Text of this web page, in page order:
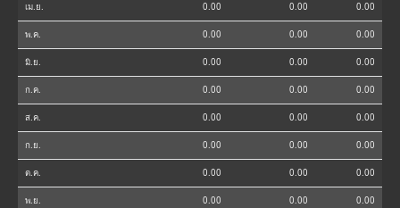
เม.ย. 0.00 0.00 0.00
พ.ค. 0.00 0.00 0.00
มิ.ย. 0.00 0.00 0.00
ก.ค. 0.00 0.00 0.00
ส.ค. 0.00 0.00 0.00
ก.ย. 0.00 0.00 0.00
ต.ค. 0.00 0.00 0.00
พ.ย. 0.00 0.00 0.00